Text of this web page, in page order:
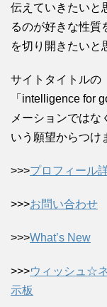
伝えていきたいと
るのが好きな性質
を切り開きたいと
サイトタイトルの
「intelligence for
メーションではな
いう願望からつけ
>>>プロフィール
>>>お問い合わせ
>>>What’s New
>>>ウィッシュ☆
示板